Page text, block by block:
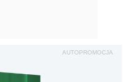
AUTOPROMOCJA